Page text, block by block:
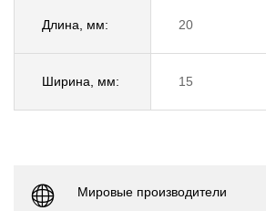
Длина, мм: 20
Ширина, мм: 15
Мировые производители